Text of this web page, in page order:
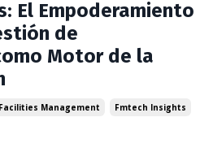
El Empoderamiento
de
Motor de la
Facilities Management
Fmtech Insights